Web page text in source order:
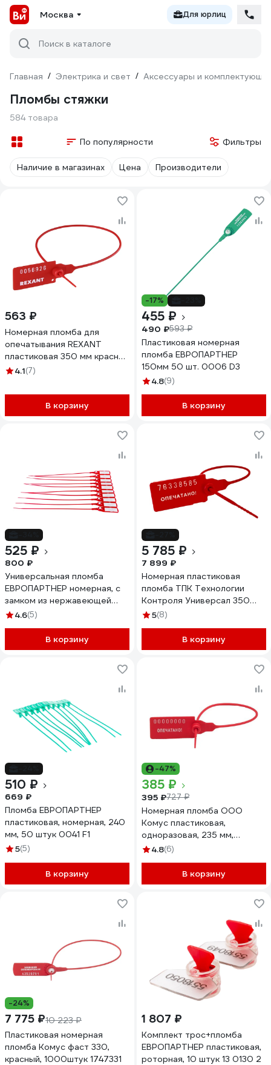
Москва Для юрлиц
Поиск в каталоге
Главная / Электрика и свет / Аксессуары и
Пломбы стяжки
584 товара
По популярности Фильтры
Наличие в магазинах Цена Производители
563 ₽
Номерная пломба для
опечатывания REXANT
пластиковая 350 мм красная
50 шт 07-6131
4.1(7)
В корзину
-17%
455 ₽
490 ₽593 ₽
Пластиковая номерная
пломба ЕВРОПАРТНЕР
150мм 50 шт. 0006 D3
4.8(9)
В корзину
525 ₽
800 ₽
Универсальная пломба
ЕВРОПАРТНЕР номерная, с
замком из нержавеющей
стали, 220мм, 50 штук 0125
4.6(5)
В корзину
5 785 ₽
7 899 ₽
Номерная пластиковая
пломба ТПК Технологии
Контроля Универсал 350
(Цвет:красный) 1000 шт.
5(8)
В корзину
510 ₽
669 ₽
Пломба ЕВРОПАРТНЕР
пластиковая, номерная, 240
мм, 50 штук 0041 F1
5(5)
В корзину
-47%
385 ₽
395 ₽727 ₽
Номерная пломба ООО
Комус пластиковая,
одноразовая, 235 мм,
красные, 50 штук/упаковка
4.8(6)
В корзину
-24%
7 775 ₽10 223 ₽
Пластиковая номерная
пломба Комус фаст 330,
красный, 1000штук 1747331
1 807 ₽
Комплект трос+пломба
ЕВРОПАРТНЕР пластиковая,
роторная, 10 штук 13 0130 2